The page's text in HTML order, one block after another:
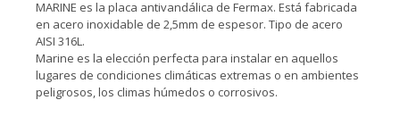
MARINE es la placa antivandálica de Fermax. Está fabricada
en acero inoxidable de 2,5mm de espesor. Tipo de acero
AISI 316L.
Marine es la elección perfecta para instalar en aquellos
lugares de condiciones climáticas extremas o en ambientes
peligrosos, los climas húmedos o corrosivos.